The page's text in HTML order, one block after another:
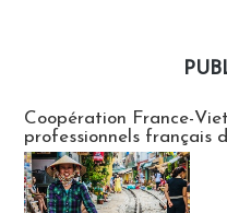
Coopération France-
professionnels français